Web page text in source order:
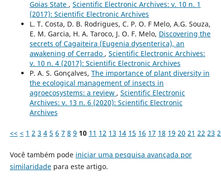
Goias State , Scientific Electronic Archives: v. 10 n. 1
(2017): Scientific Electronic Archives
L. T. Costa, D. B. Rodrigues, C. P. O. F Melo, A.G. Souza,
E. M. Garcia, H. A. Taroco, J. O. F. Melo, Discovering the
secrets of Cagaiteira (Eugenia dysenterica), an
awakening of Cerrado , Scientific Electronic Archives:
v. 10 n. 4 (2017): Scientific Electronic Archives
P. A. S. Gonçalves, The importance of plant diversity in
the ecological management of insects in
agroecosystems: a review , Scientific Electronic
Archives: v. 13 n. 6 (2020): Scientific Electronic
Archives
<< < 1 2 3 4 5 6 7 8 9 10 11 12 13 14 15 16 17 18 19 20 21 22 23
Você também pode iniciar uma pesquisa avançada por
similaridadepara este artigo.